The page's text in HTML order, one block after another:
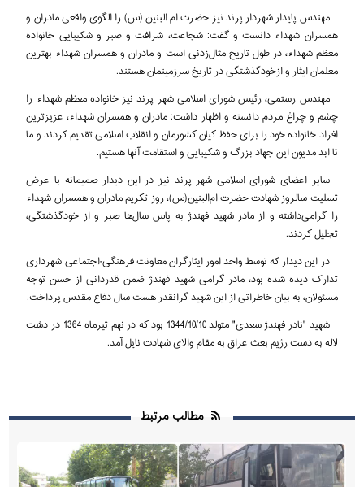
مهندس پایدار شهردار پرند نیز حضرت ام البنین (س) را الگوی واقعی مادران و
همسران شهداء دانست و گفت: شجاعت، شرافت و صبر و شکیبایی خانواده
معظم شهداء، در طول تاریخ مثال‌زدنی است و مادران و همسران شهداء بهترین
معلمان ایثار و ازخودگذشتگی در تاریخ سرزمینمان هستند.
مهندس رستمی، رئیس شورای اسلامی شهر پرند نیز خانواده معظم شهداء را
چشم و چراغ مردم دانسته و اظهار داشت: مادران و همسران شهداء، عزیزترین
افراد خانواده خود را برای حفظ کیان کشورمان و انقلاب اسلامی تقدیم کردند و ما
تا ابد مدیون این جهاد بزرگ و شکیبایی و استقامت آنها هستیم.
سایر اعضای شورای اسلامی شهر پرند نیز در این دیدار صمیمانه با عرض
تسلیت سالروز شهادت حضرت ام‌البنین(س)، روز تکریم مادران و همسران شهداء
را گرامی‌داشته و از مادر شهید فهندژ به پاس سال‌ها صبر و از خودگذشتگی،
تجلیل کردند.
در این دیدار که توسط واحد امور ایثارگران معاونت فرهنگی-اجتماعی شهرداری
تدارک دیده شده بود، مادر گرامی شهید فهندژ ضمن قدردانی از حسن توجه
مسئولان، به بیان خاطراتی از این شهید گرانقدر هست سال دفاع مقدس پرداخت.
شهید "نادر فهندژ سعدی" متولد 1344/10/10 بود که در نهم تیرماه 1364 در دشت
لاله به دست رژیم بعث عراق به مقام والای شهادت نایل آمد.
مطالب مرتبط